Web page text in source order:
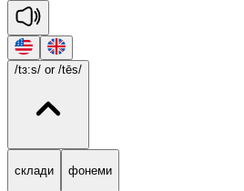
/tɜ:s/ or /tēs/
склади фонеми